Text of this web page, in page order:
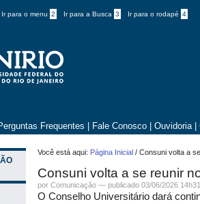
Ir para o menu 2 Ir para a Busca 3 Ir para o rodapé 4
Frequentes Fale Conosco Ouvidoria
Você está aqui: Página Inicial /Consuni volta a
Consuni volta a se reunir
porComunicação —publicado 03/06/2026
O Conselho Universitário dará